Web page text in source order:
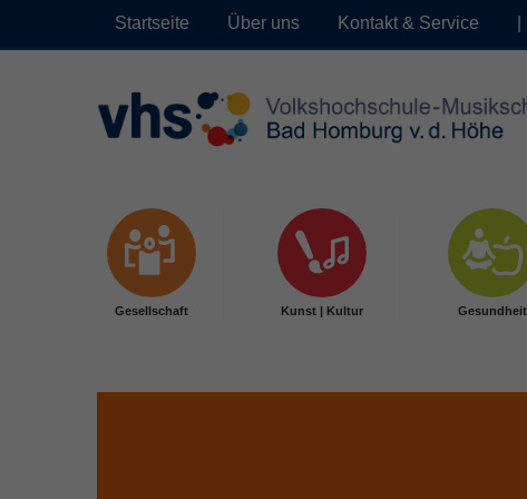
Startseite Über uns Kontakt & Service
Gesellschaft Kunst | Kultur Gesundheit